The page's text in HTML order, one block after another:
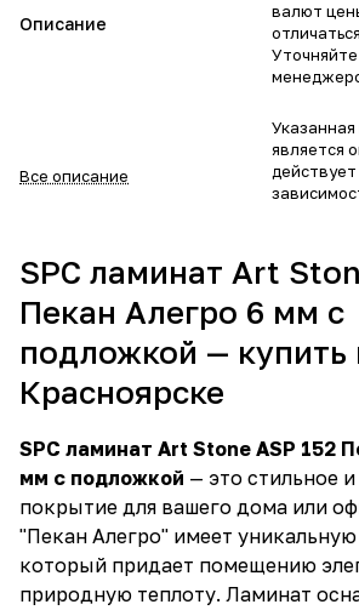
Описание
Все описание
валют
является
SPC ламинат Art
Пекан Алегро 6 мм с
подложкой — купить
Красноярске
SPC ламинат Art Stone ASP 152
мм с подложкой — это стильное
покрытие для вашего дома или
"Пекан Алегро" имеет уникальную
который придает помещению
природную теплоту. Ламинат